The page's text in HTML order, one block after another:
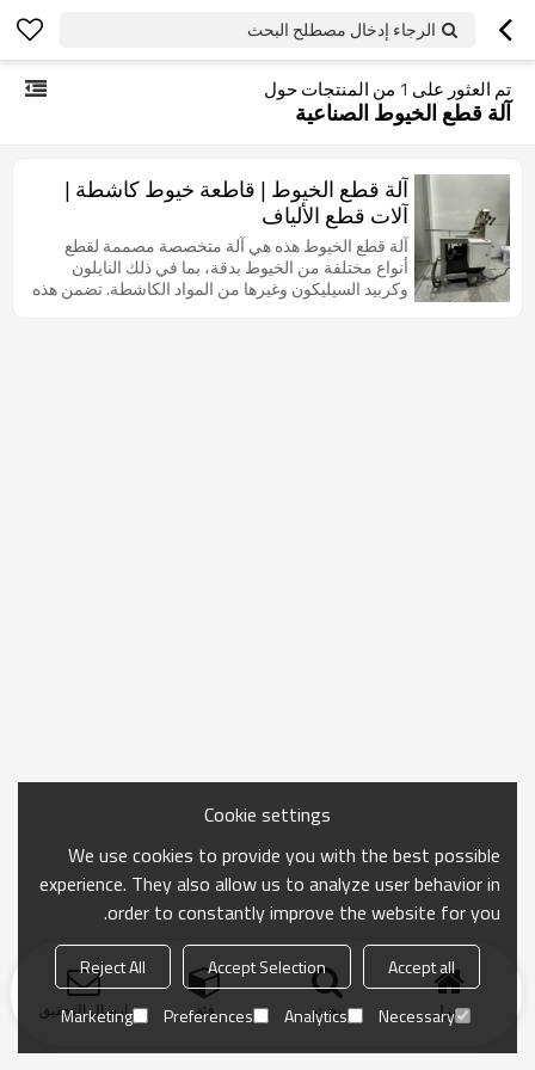
الرجاء إدخال مصطلح البحث
تم العثور على 1 من المنتجات حول
آلة قطع الخيوط الصناعية
آلة قطع الخيوط | قاطعة خيوط كاشطة |
آلات قطع الألياف
آلة قطع الخيوط هذه هي آلة متخصصة مصممة لقطع
أنواع مختلفة من الخيوط بدقة، بما في ذلك النايلون
وكربيد السيليكون وغيرها من المواد الكاشطة. تضمن هذه
منزل بحث فئة ارسال التحقيق
Cookie settings
We use cookies to provide you with the best possible
experience. They also allow us to analyze user behavior in
order to constantly improve the website for you.
Accept all
Accept Selection
Reject All
Necessary
Analytics
Preferences
Marketing